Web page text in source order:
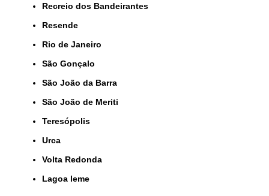
Recreio dos Bandeirantes
Resende
Rio de Janeiro
São Gonçalo
São João da Barra
São João de Meriti
Teresópolis
Urca
Volta Redonda
lagoa leme